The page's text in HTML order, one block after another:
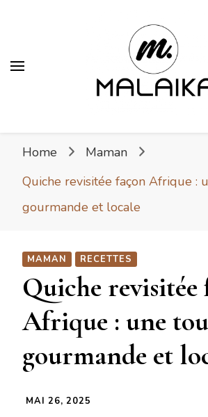
Home
Maman
Quiche revisitée façon Afrique :
gourmande et locale
MAMAN RECETTES
Quiche revisitée
Afrique : une
gourmande et
MAI 26, 2025